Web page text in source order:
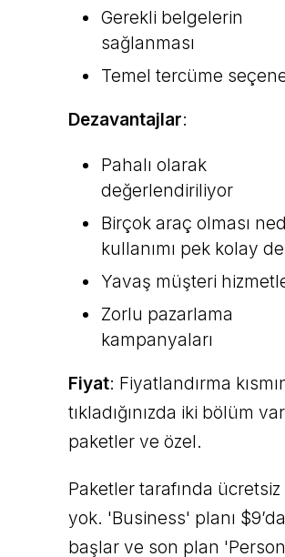
Gerekli belgelerin
sağlanması
Temel tercüme
Dezavantajlar:
Pahalı olarak
değerlendiriliyor
Birçok araç olması
kullanımı pek kolay
Yavaş müşteri
Zorlu pazarlama
kampanyaları
Fiyat: Fiyatlandırma
tıkladığınızda iki bölüm
paketler ve özel.
Paketler tarafında
yok. 'Business' planı
başlar ve son plan